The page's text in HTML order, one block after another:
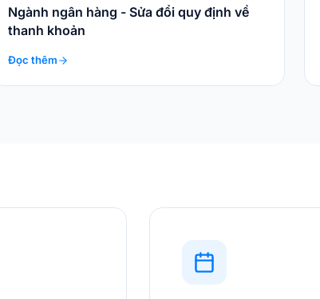
Ngành ngân hàng - Sửa đổi quy định về
thanh khoản
Đọc thêm